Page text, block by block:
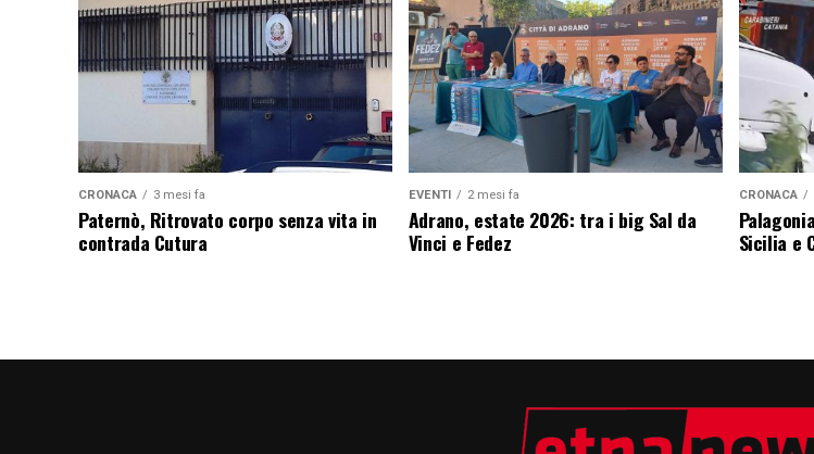
CRONACA 3 mesi fa
Paternò, Ritrovato corpo senza vita in
contrada Cutura
EVENTI 2 mesi fa
Adrano, estate 2026: tra i big Sal da
Vinci e Fedez
CRONACA
Sicilia e